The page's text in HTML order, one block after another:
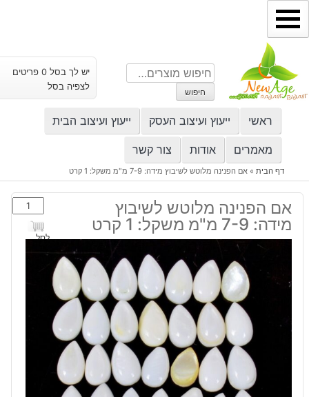
דילוג
לתוכן
חיפוש
עבור:
חיפוש
יש לך בסל 0 פריטים
לצפיה בסל
ראשי ייעוץ ועיצוב העסק ייעוץ ועיצוב הבית
מאמרים אודות צור קשר
דף הבית» אם הפנינה מלוטש לשיבוץ מידה: 7-9 מ"מ משקל: 1 קרט
אם הפנינה מלוטש לשיבוץ
מידה: 7-9 מ"מ משקל: 1 קרט
כמות
של
אם
לסל